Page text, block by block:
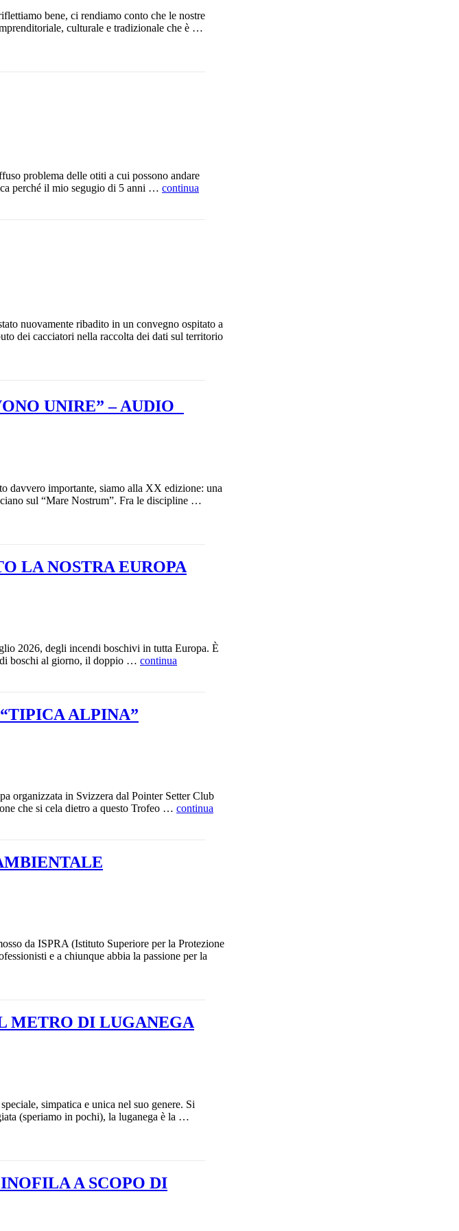
bene, ci rendiamo conto che le nostre
culturale e tradizionale che è …
problema delle otiti a cui possono andare
perché il mio segugio di 5 anni … continua
nuovamente ribadito in un convegno ospitato a
dei cacciatori nella raccolta dei dati sul territorio
UNIRE” – AUDIO
davvero importante, siamo alla XX edizione: una
sul “Mare Nostrum”. Fra le discipline …
LA NOSTRA EUROPA
2026, degli incendi boschivi in tutta Europa. È
di boschi al giorno, il doppio … continua
ALPINA”
organizzata in Svizzera dal Pointer Setter Club
che si cela dietro a questo Trofeo … continua
da ISPRA (Istituto Superiore per la Protezione
e a chiunque abbia la passione per la
METRO DI LUGANEGA
simpatica e unica nel suo genere. Si
(speriamo in pochi), la luganega è la …
A SCOPO DI